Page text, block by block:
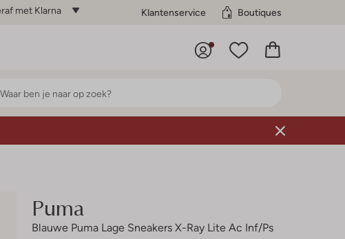
met Klarna Klantenservice Boutiques
Puma
Blauwe Puma Lage Sneakers X-Ray Lite Ac Inf/ps